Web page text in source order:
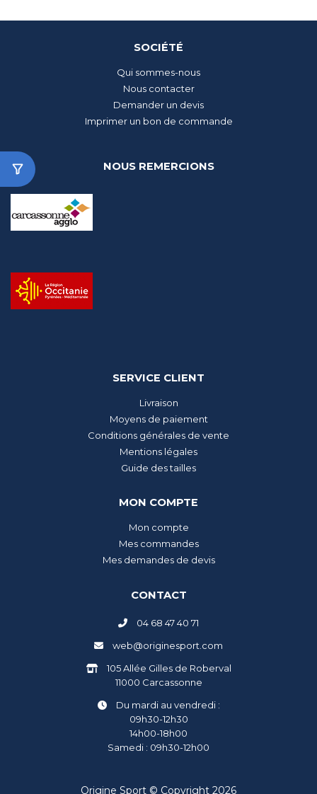
SOCIÉTÉ
Qui sommes-nous
Nous contacter
Demander un devis
Imprimer un bon de commande
NOUS REMERCIONS
SERVICE CLIENT
Livraison
Moyens de paiement
Conditions générales de vente
Mentions légales
Guide des tailles
MON COMPTE
Mon compte
Mes commandes
Mes demandes de devis
CONTACT
04 68 47 40 71
web@originesport.com
105 Allée Gilles de Roberval
11000 Carcassonne
Du mardi au vendredi :
09h30-12h30
14h00-18h00
Samedi : 09h30-12h00
Origine Sport © Copyright 2026